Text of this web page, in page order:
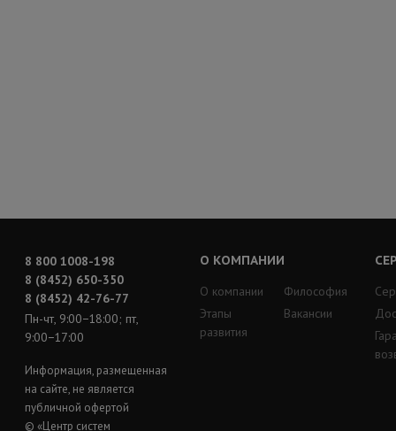
8 800 1008-198
8 (8452) 650-350
8 (8452) 42-76-77
Пн-чт, 9:00−18:00; пт,
9:00−17:00
Информация, размещенная
на сайте, не является
публичной офертой
© «Центр систем
О КОМПАНИИ
О компании
Этапы
развития
Философия
Вакансии